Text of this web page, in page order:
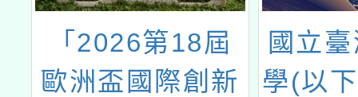
「2026第18屆
歐洲盃國際創新
國立
學(以